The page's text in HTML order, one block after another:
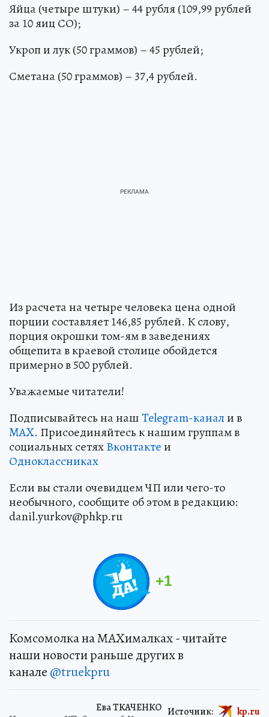
Яйца (четыре штуки) – 44 рубля (109,99 рублей
за 10 яиц СО);
Укроп и лук (50 граммов) – 45 рублей;
Сметана (50 граммов) – 37,4 рублей.
Из расчета на четыре человека цена одной
порции составляет 146,85 рублей. К слову,
порция окрошки том-ям в заведениях
общепита в краевой столице обойдется
примерно в 500 рублей.
Уважаемые читатели!
Подписывайтесь на нашTelegram-канали в
MAX. Присоединяйтесь к нашим группам в
социальных сетяхВконтактеи
Одноклассниках
Если вы стали очевидцем ЧП или чего-то
необычного, сообщите об этом в редакцию:
danil.yurkov@phkp.ru
+1
Комсомолка на MAXималках - читайте
наши новости раньше других в
канале @truekpru
Ева ТКАЧЕНКО Источник: kp.ru